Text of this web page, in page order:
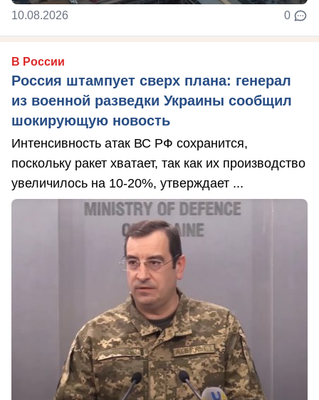
10.08.2026 0
В России
Россия штампует сверх плана: генерал
из военной разведки Украины сообщил
шокирующую новость
Интенсивность атак ВС РФ сохранится,
поскольку ракет хватает, так как их производство
увеличилось на 10-20%, утверждает ...